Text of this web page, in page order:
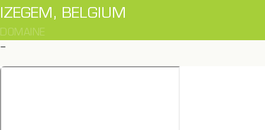
IZEGEM, BELGIUM
DOMAINE
–